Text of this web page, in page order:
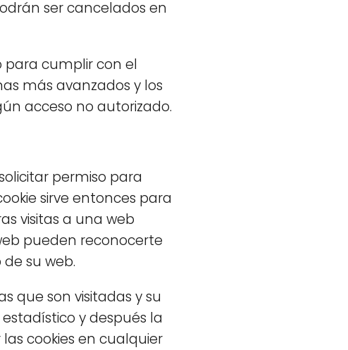
ser cancelados en
cumplir con el
más avanzados y los
acceso no autorizado.
permiso para
sirve entonces para
visitas a una web
pueden reconocerte
su web.
que son visitadas y su
y después la
cookies en cualquier